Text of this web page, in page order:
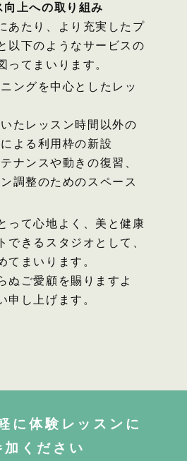
上への取り組み
あたり、より充実したプ
以下のようなサービスの
ってまいります。
ングを中心としたレッ
たレッスン時間以外の
よる利用枠の新設
ナンスや動きの復習、
調整のためのスペース
って心地よく、美と健康
できるスタジオとして、
てまいります。
ぬご愛顧を賜りますよ
申し上げます。
に体験レッスンに
加ください